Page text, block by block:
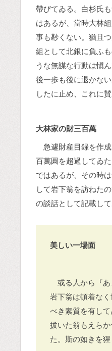
帶びてゐる。白杉氏
はあるが、當時大林
事も尠くない。猶且
組として北銀に負ふ
うな無謀な行動は愼
後一歩も後に退かな
したに止め、これに
大林家の財三百萬
急遽財産目録を作
百萬圓を超過してゐ
ではあるが、その時
して岩下翁を訪ねた
の談話として記載し
美しい一場面
或る人から『
岩下翁は頓着な
べき素質を有し
拔いた翁もえら
た。斯の如きを猩